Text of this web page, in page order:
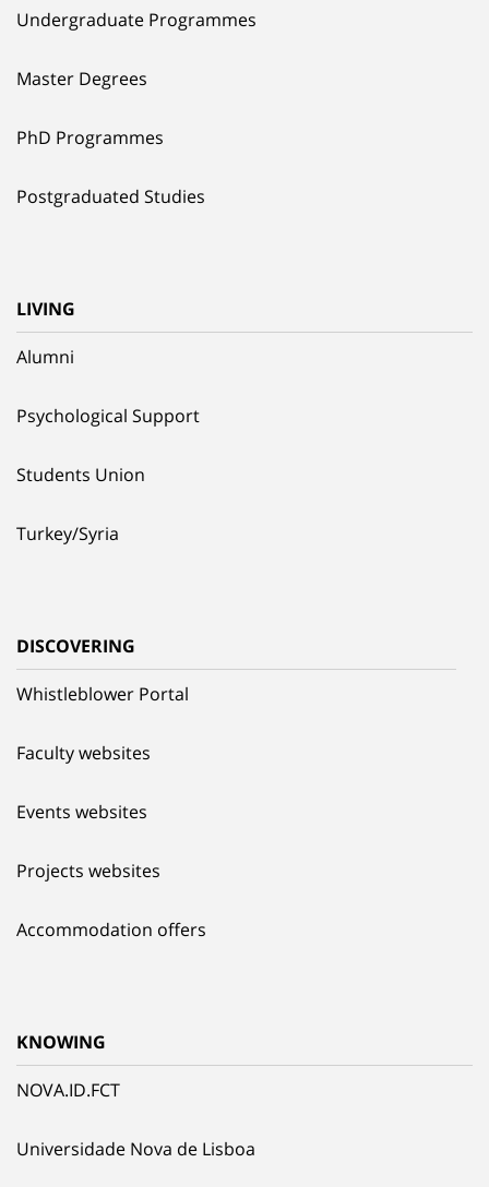
Undergraduate Programmes
Master Degrees
PhD Programmes
Postgraduated Studies
LIVING
Alumni
Psychological Support
Students Union
Turkey/Syria
DISCOVERING
Whistleblower Portal
Faculty websites
Events websites
Projects websites
Accommodation offers
KNOWING
NOVA.ID.FCT
Universidade Nova de Lisboa